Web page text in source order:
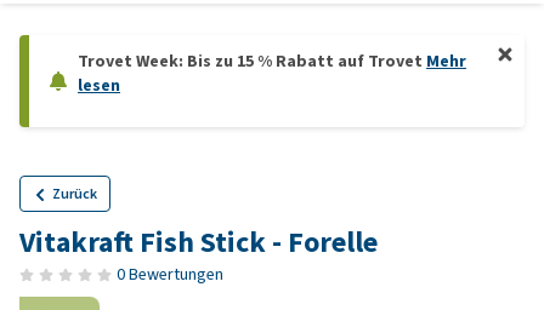
Trovet Week: Bis zu 15 % Rabatt auf Trovet Mehr
lesen
Zurück
Vitakraft Fish Stick - Forelle
0 Bewertungen